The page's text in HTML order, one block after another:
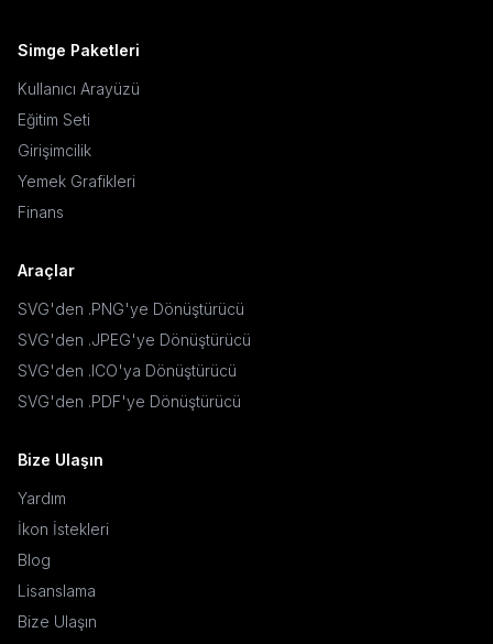
Simge Paketleri
Kullanıcı Arayüzü
Eğitim Seti
Girişimcilik
Yemek Grafikleri
Finans
Araçlar
SVG'den .PNG'ye Dönüştürücü
SVG'den .JPEG'ye Dönüştürücü
SVG'den .ICO'ya Dönüştürücü
SVG'den .PDF'ye Dönüştürücü
Bize Ulaşın
Yardım
İkon İstekleri
Blog
Lisanslama
Bize Ulaşın